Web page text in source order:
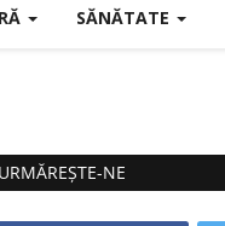
SĂNĂTATE
URMĂREȘTE-NE